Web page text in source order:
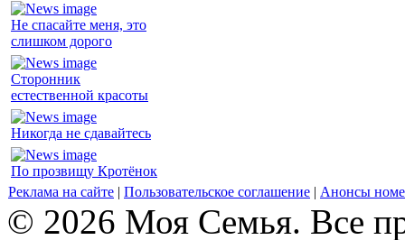
Не спасайте меня, это
слишком дорого
Сторонник
естественной красоты
Никогда не сдавайтесь
По прозвищу Кротёнок
Реклама на сайте | Пользовательское соглашение | Анонсы
© 2026 Моя Семья. Все